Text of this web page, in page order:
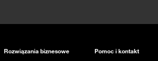
Rozwiązania biznesowe Pomoc i kontakt